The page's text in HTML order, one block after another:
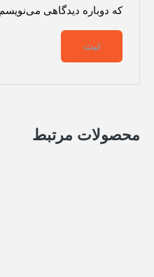
که دوباره دیدگاهی
محصولات مرتبط